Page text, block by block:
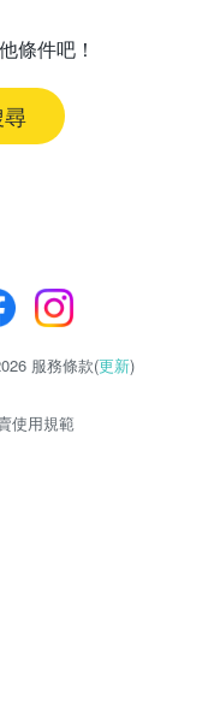
條件吧！
服務條款(更新)
使用規範